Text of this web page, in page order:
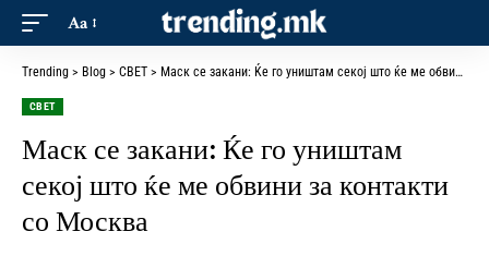
Aa
Trending > Blog > СВЕТ > Маск се закани: Ќе го уништам секој што ќе ме обвини за контакти со Москва
СВЕТ
Маск се закани: Ќе го уништам
секој што ќе ме обвини за контакти
со Москва